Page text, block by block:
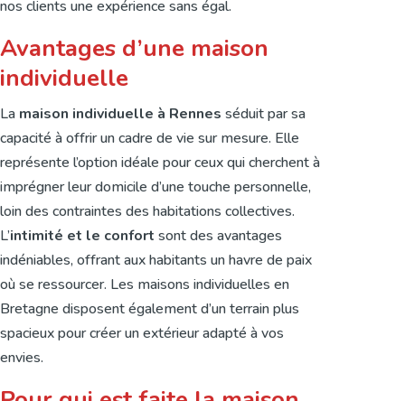
nos clients une expérience sans égal.
Avantages d’une maison
individuelle
La maison individuelle à Rennes séduit par sa
capacité à offrir un cadre de vie sur mesure. Elle
représente l’option idéale pour ceux qui cherchent à
imprégner leur domicile d’une touche personnelle,
loin des contraintes des habitations collectives.
L’intimité et le confort sont des avantages
indéniables, offrant aux habitants un havre de paix
où se ressourcer. Les maisons individuelles en
Bretagne disposent également d’un terrain plus
spacieux pour créer un extérieur adapté à vos
envies.